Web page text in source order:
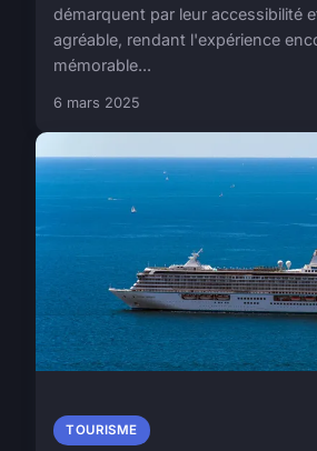
démarquent par leur accessibilité
agréable, rendant l'expérience
mémorable...
6 mars 2025
TOURISME